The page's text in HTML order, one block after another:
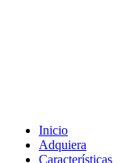
Inicio
Adquiera
Características